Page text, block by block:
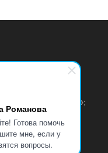
Романова
Готова помочь
мне, если у
вопросы.
«АРББИТЛОТ»:
продаже
лиц и